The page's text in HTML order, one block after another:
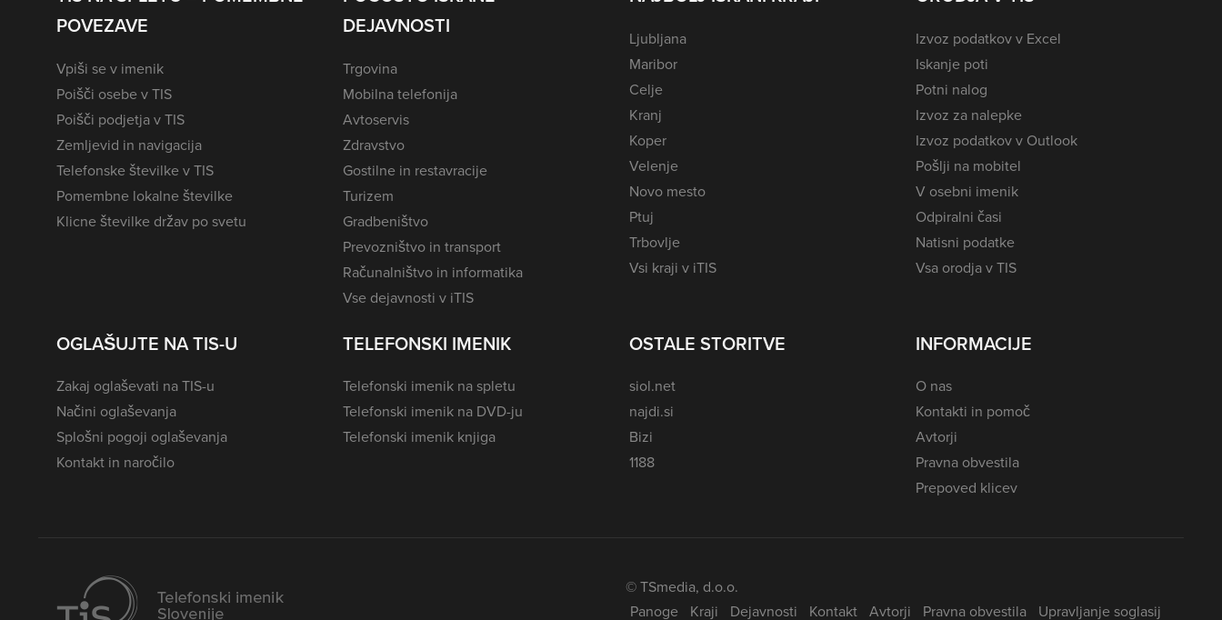
POVEZAVE
Vpiši se v imenik
Poišči osebe v TIS
Poišči podjetja v TIS
Zemljevid in navigacija
Telefonske številke v TIS
Pomembne lokalne številke
Klicne številke držav po svetu
DEJAVNOSTI
Trgovina
Mobilna telefonija
Avtoservis
Zdravstvo
Gostilne in restavracije
Turizem
Gradbeništvo
Prevozništvo in transport
Računalništvo in informatika
Vse dejavnosti v iTIS
Ljubljana
Maribor
Celje
Kranj
Koper
Velenje
Novo mesto
Ptuj
Trbovlje
Vsi kraji v iTIS
Izvoz podatkov v Excel
Iskanje poti
Potni nalog
Izvoz za nalepke
Izvoz podatkov v Outlook
Pošlji na mobitel
V osebni imenik
Odpiralni časi
Natisni podatke
Vsa orodja v TIS
OGLAŠUJTE NA TIS-U
Zakaj oglaševati na TIS-u
Načini oglaševanja
Splošni pogoji oglaševanja
Kontakt in naročilo
TELEFONSKI IMENIK
Telefonski imenik na spletu
Telefonski imenik na DVD-ju
Telefonski imenik knjiga
OSTALE STORITVE
siol.net
najdi.si
Bizi
1188
INFORMACIJE
O nas
Kontakti in pomoč
Avtorji
Pravna obvestila
Prepoved klicev
© TSmedia, d.o.o.
Panoge
Kraji Dejavnosti Kontakt Avtorji Pravna obvestila Upravljanje soglasij